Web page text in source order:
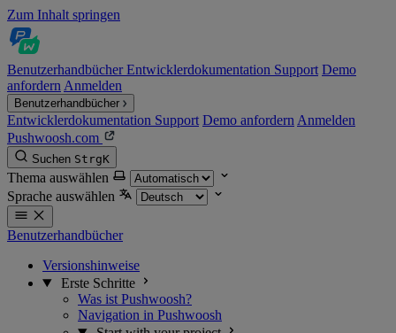
Zum Inhalt springen
BenutzerhandbücherEntwicklerdokumentation Support Demo
anfordern Anmelden
Benutzerhandbücher
Entwicklerdokumentation Support Demo anfordern Anmelden
Pushwoosh.com
Suchen StrgK
Thema auswählen
Sprache auswählen
Benutzerhandbücher
Versionshinweise
Erste Schritte
Was ist Pushwoosh?
Navigation in Pushwoosh